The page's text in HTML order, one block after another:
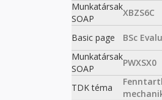
Munkatársak
SOAP
XBZS6C
Basic page
BSc
Munkatársak
SOAP
PWXSX0
TDK téma